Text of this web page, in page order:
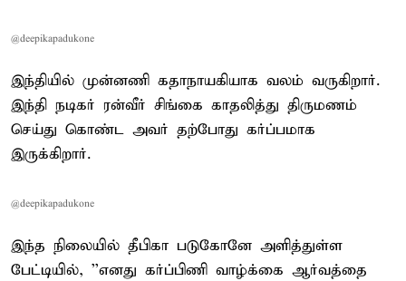
@deepikapadukone
இந்தியில் முன்னணி கதாநாயகியாக வலம் வருகிறார்.
இந்தி நடிகர் ரன்வீர் சிங்கை காதலித்து திருமணம்
செய்து கொண்ட அவர் தற்போது கர்ப்பமாக
இருக்கிறார்.
@deepikapadukone
இந்த நிலையில் தீபிகா படுகோனே அளித்துள்ள
பேட்டியில், ''எனது கர்ப்பிணி வாழ்க்கை ஆர்வத்தை